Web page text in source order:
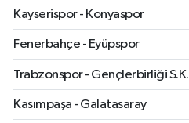
Kayserispor - Konyaspor
Fenerbahçe - Eyüpspor
Trabzonspor - Gençlerbirliği S.K.
Kasımpaşa - Galatasaray